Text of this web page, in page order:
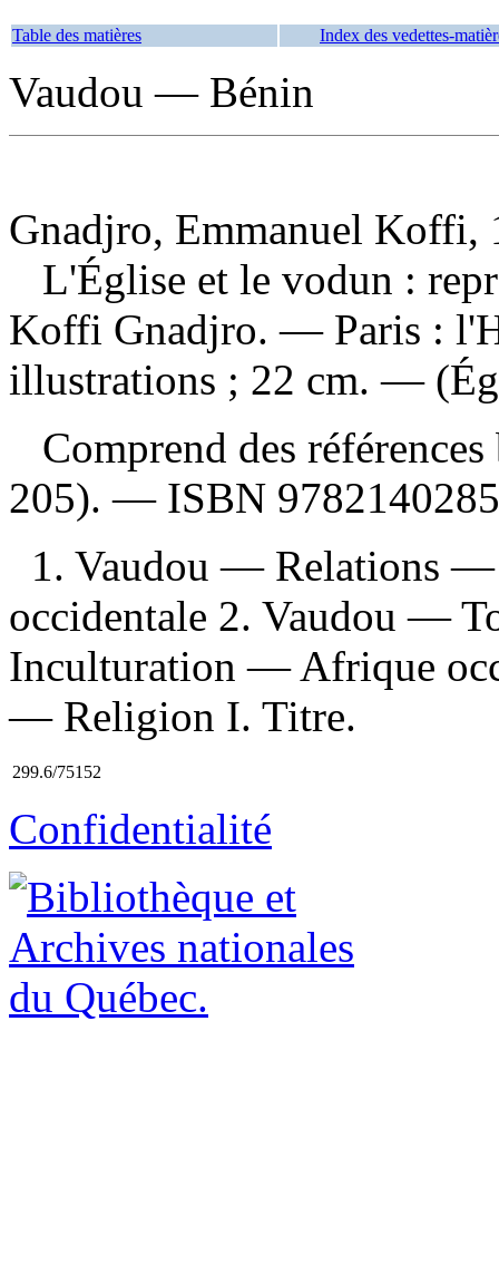
Table des matières Index des vedettes-
Vaudou — Bénin
Gnadjro, Emmanuel Koffi,
L'Église et le vodun :
Koffi Gnadjro. — Paris :
illustrations ; 22 cm. —
Comprend des
205). — ISBN
1. Vaudou — Relations
occidentale 2. Vaudou —
Inculturation — Afrique
— Religion I. Titre.
299.6/75152
Confidentialité